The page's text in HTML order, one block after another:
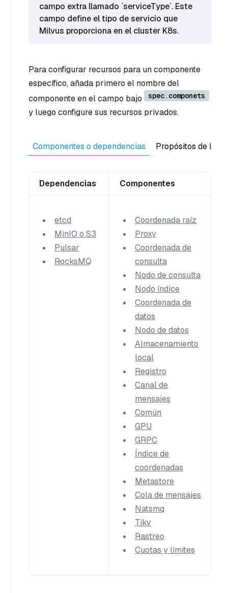
campo extra llamado `serviceType`. Este
campo define el tipo de servicio que
Milvus proporciona en el cluster K8s.
Para configurar recursos para un componente
específico, añada primero el nombre del
componente en el campo bajo
spec.componets
y luego configure sus recursos privados.
Componentes o dependencias Propósitos de la
Dependencias Componentes
etcd
MinIO o S3
Pulsar
RocksMQ
Coordenada raíz
Proxy
Coordenada de
consulta
Nodo de consulta
Nodo índice
Coordenada de
datos
Nodo de datos
Almacenamiento
local
Registro
Canal de
mensajes
Común
GPU
GRPC
Índice de
coordenadas
Metastore
Cola de mensajes
Natsmq
Tikv
Rastreo
Cuotas y límites